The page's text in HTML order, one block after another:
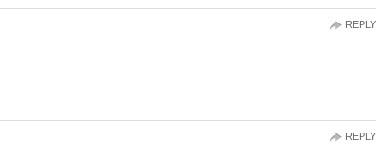
REPLY
REPLY